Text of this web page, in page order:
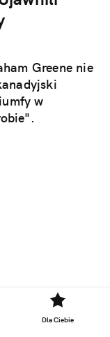
Dla Ciebie
Greene nie
w